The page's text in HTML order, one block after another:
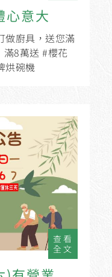
心意大
做廚具，送您滿
滿8萬送 #櫻花
烘碗機
查看
全文